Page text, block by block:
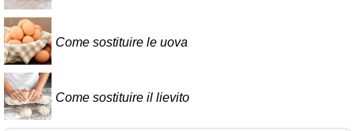
Come sostituire le uova
Come sostituire il lievito